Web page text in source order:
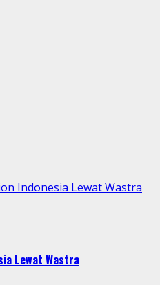
Indonesia Lewat Wastra
Lewat Wastra